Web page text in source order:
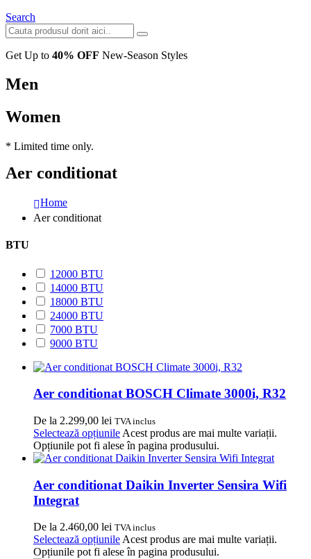
Search
Get Up to 40% OFF New-Season Styles
Men
Women
* Limited time only.
Aer conditionat
Home
Aer conditionat
BTU
12000 BTU
14000 BTU
18000 BTU
24000 BTU
7000 BTU
9000 BTU
Aer conditionat BOSCH Climate 3000i, R32
De la 2.299,00 lei TVA inclus
Selectează opțiunile Acest produs are mai multe variații.
Opțiunile pot fi alese în pagina produsului.
Aer conditionat Daikin Inverter Sensira Wifi
Integrat
De la 2.460,00 lei TVA inclus
Selectează opțiunileAcest produs are mai multe variații.
Opțiunile pot fi alese în pagina produsului.